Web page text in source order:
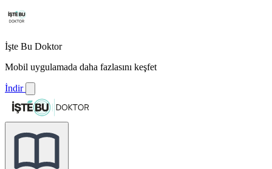
İşte Bu Doktor
Mobil uygulamada daha fazlasını keşfet
İndir